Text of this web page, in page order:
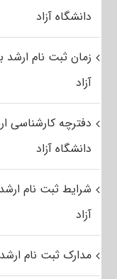
دانشگاه آزاد
زمان ثبت نام ارشد
آزاد
دفترچه کارشناسی
دانشگاه آزاد
شرایط ثبت نام
آزاد
مدارک ثبت نام